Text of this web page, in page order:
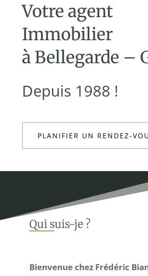
Votre agent
Immobilier
à Bellegarde –
Depuis 1988 !
PLANIFIER UN RENDEZ-
Qui suis-je ?
Bienvenue chez Frédéric